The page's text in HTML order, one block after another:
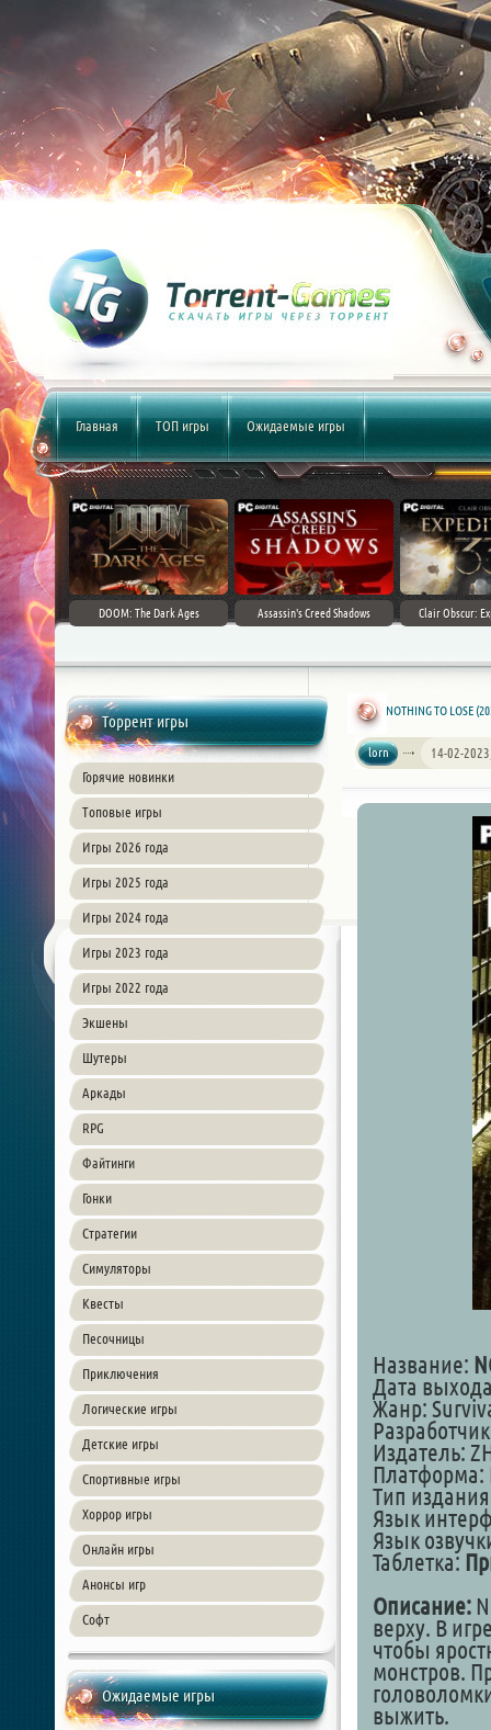
Главная ТОП игры Ожидаемые игры
DOOM: The Dark Ages Assassin's Creed Shadows Clair Obscur:
Торрент игры
Горячие новинки
Топовые игры
Игры 2026 года
Игры 2025 года
Игры 2024 года
Игры 2023 года
Игры 2022 года
Экшены
Шутеры
Аркады
RPG
Файтинги
Гонки
Стратегии
Симуляторы
Квесты
Песочницы
Приключения
Логические игры
Детские игры
Спортивные игры
Хоррор игры
Онлайн игры
Анонсы игр
Софт
Ожидаемые игры
NOTHING TO LOSE
lorn 14-02-
Название:
Дата
Жанр:
Издатель:
Платформа:
Тип
Язык
Язык
Таблетка:
Описание:
верху. В
чтобы
монстров.
выжить.